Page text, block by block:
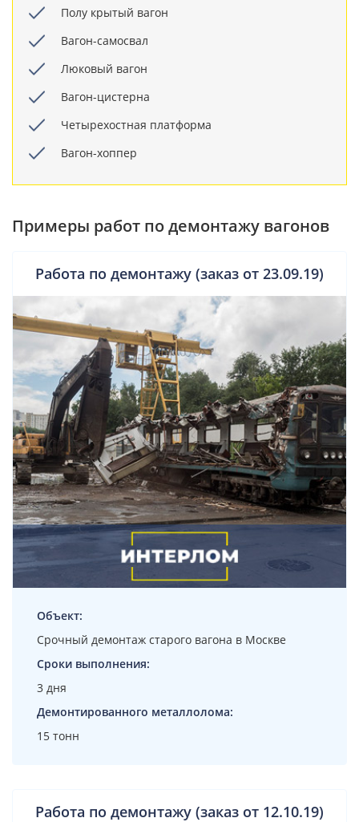
Полу крытый вагон
Вагон-самосвал
Люковый вагон
Вагон-цистерна
Четырехостная платформа
Вагон-хоппер
Примеры работ по демонтажу вагонов
Работа по демонтажу (заказ от 23.09.19)
Объект:
Срочный демонтаж старого вагона в Москве
Сроки выполнения:
3 дня
Демонтированного металлолома:
15 тонн
Работа по демонтажу (заказ от 12.10.19)